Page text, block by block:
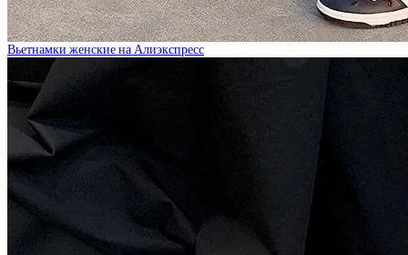
Вьетнамки женские на Алиэкспресс